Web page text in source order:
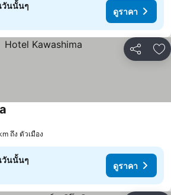
วันนั้นๆ
ดูราคา
แชร์ เ
ถึง ตัวเมือง
วันนั้นๆ
ดูราคา